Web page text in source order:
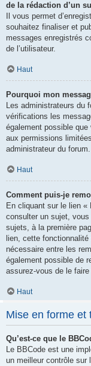
de la rédaction d’un
Il vous permet
souhaitez finaliser et
messages enregistrés
de l’utilisateur.
Haut
Pourquoi mon
Les administrateurs du
vérifications les
également possible que
aux permissions
administrateur du forum.
Haut
Comment puis-je
En cliquant sur le lien
consulter un sujet,
sujets, à la première
lien, cette
nécessaire entre les
également possible de
assurez-vous de le
Haut
Mise en forme et
Qu’est-ce que le
Le BBCode est une
un meilleur contrôle sur